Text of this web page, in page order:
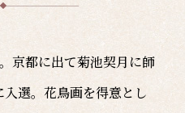
京都に出て菊池契月に師
選。花鳥画を得意とし